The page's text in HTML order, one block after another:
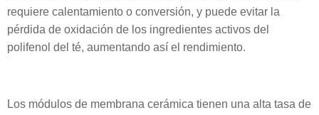
requiere calentamiento o conversión, y puede evitar la
pérdida de oxidación de los ingredientes activos del
polifenol del té, aumentando así el rendimiento.
Los módulos de membrana cerámica tienen una alta tasa de